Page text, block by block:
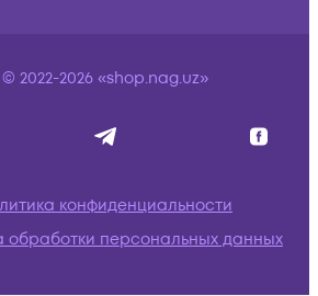
© 2022-2026 «shop.nag.uz»
конфиденциальности
обработки персональных данных